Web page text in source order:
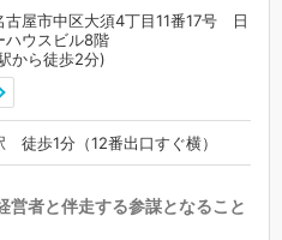
古屋市中区大須4丁目11番17号 日
ハウスビル8階
から徒歩2分)
徒歩1分（12番出口すぐ横）
営者と伴走する参謀となること